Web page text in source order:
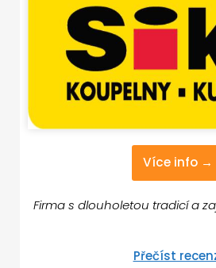
Více info →
Firma s dlouholetou tradicí a
Přečíst